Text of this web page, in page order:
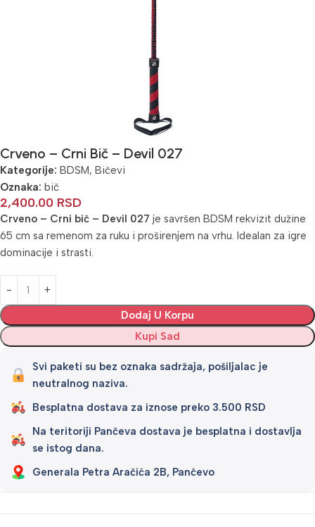
Crveno – Crni Bič – Devil 027
Kategorije: BDSM, Bičevi
Oznaka: bič
2,400.00 RSD
Crveno – Crni bič – Devil 027 je savršen BDSM rekvizit dužine
65 cm sa remenom za ruku i proširenjem na vrhu. Idealan za igre
dominacije i strasti.
Dodaj U Korpu
Kupi Sad
Alternative:
Svi paketi su bez oznaka sadržaja, pošiljalac je
neutralnog naziva.
Besplatna dostava za iznose preko 3.500 RSD
Na teritoriji Pančeva dostava je besplatna i dostavlja
se istog dana.
Generala Petra Aračića 2B, Pančevo